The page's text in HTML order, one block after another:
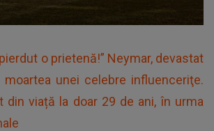
o prietenă!” Neymar, devastat
unei celebre influenceriţe.
din viață la doar 29 de ani, în urma